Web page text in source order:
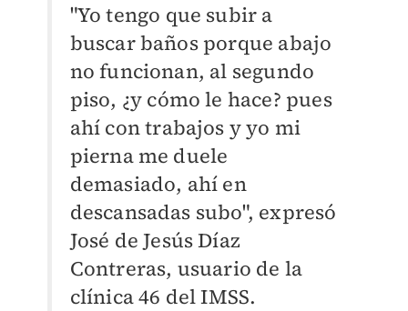
"Yo tengo que subir a
buscar baños porque abajo
no funcionan, al segundo
piso, ¿y cómo le hace? pues
ahí con trabajos y yo mi
pierna me duele
demasiado, ahí en
descansadas subo", expresó
José de Jesús Díaz
Contreras, usuario de la
clínica 46 del IMSS.